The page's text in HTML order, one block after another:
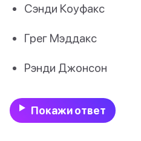
Сэнди Коуфакс
Грег Мэддакс
Рэнди Джонсон
Покажи ответ